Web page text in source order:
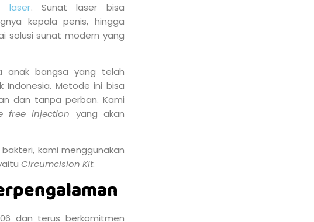
laser. Sunat laser bisa
kepala penis, hingga
solusi sunat modern yang
anak bangsa yang telah
Indonesia. Metode ini bisa
dan tanpa perban. Kami
free injection yang akan
kami menggunakan
Circumcision Kit.
dan terus berkomitmen